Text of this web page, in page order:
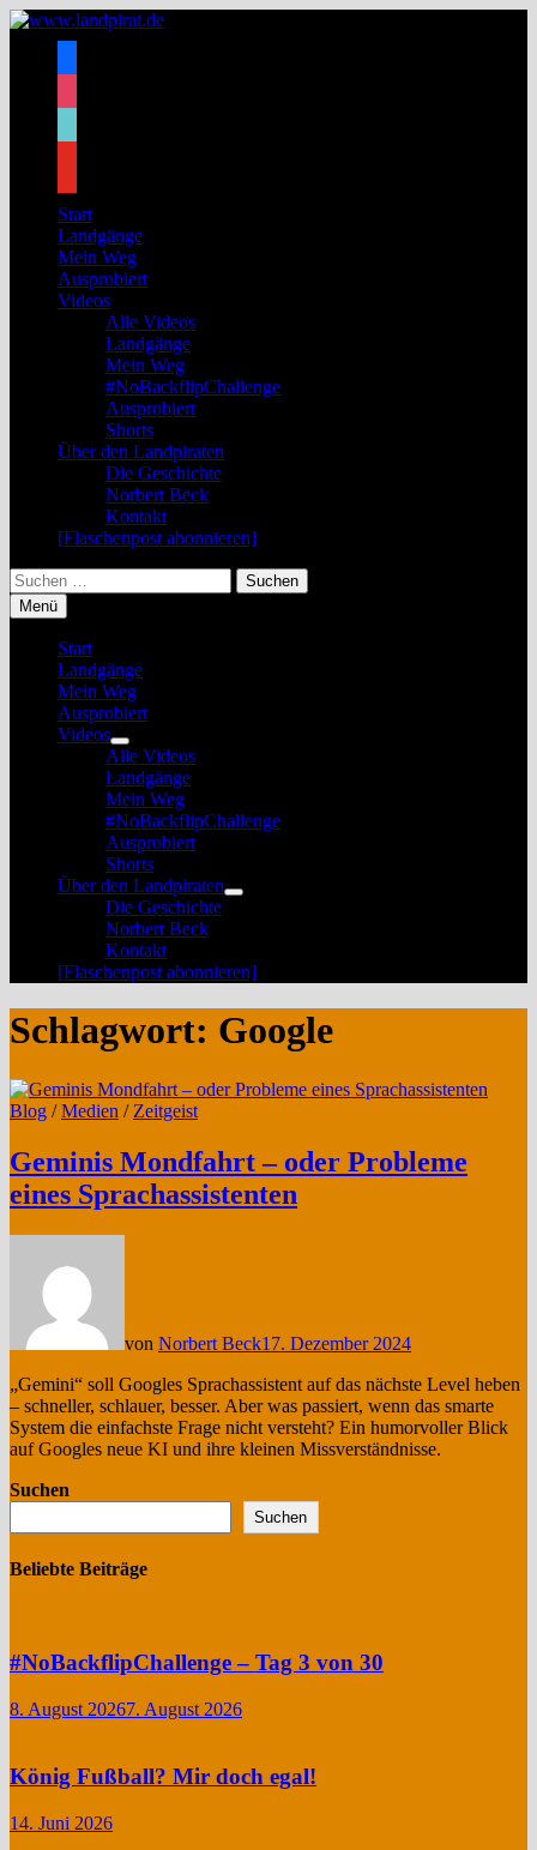
Zum
Start
Landgänge
Mein Weg
Ausprobiert
Videos
Alle Videos
Landgänge
Mein Weg
#NoBackflipChallenge
Ausprobiert
Shorts
Über den Landpiraten
Die Geschichte
Norbert Beck
Kontakt
[Flaschenpost abonnieren]
Suchen
nach:
Menü
Start
Landgänge
Mein Weg
Ausprobiert
Videos
Untermenü
anzeigen
Alle Videos
Landgänge
Mein Weg
#NoBackflipChallenge
Ausprobiert
Shorts
Über den Landpiraten
Untermenü
Die Geschichte
Norbert Beck
Kontakt
[Flaschenpost abonnieren]
Schlagwort: Google
Blog /Medien / Zeitgeist
Geminis Mondfahrt – oder Probleme
eines Sprachassistenten
von Norbert Beck17. Dezember 2024
„Gemini“ soll Googles Sprachassistent auf das nächste Level heben
– schneller, schlauer, besser. Aber was passiert, wenn das smarte
System die einfachste Frage nicht versteht? Ein humorvoller Blick
auf Googles neue KI und ihre kleinen Missverständnisse.
Suchen
Suchen
Beliebte Beiträge
#NoBackflipChallenge – Tag 3 von 30
8. August 20267. August 2026
König Fußball? Mir doch egal!
14. Juni 2026